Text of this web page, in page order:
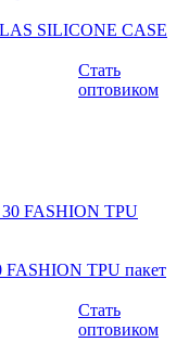
SILICONE CASE
Стать
оптовиком
FASHION TPU пакет
Стать
оптовиком